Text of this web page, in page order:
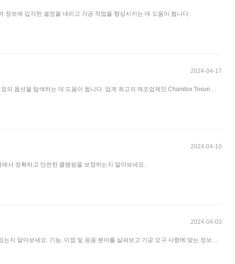
정보에 입각한 결정을 내리고 가공 작업을 향상시키는 데 도움이 됩니다.
2024-04-17
의 옵션을 탐색하는 데 도움이 됩니다. 업계 최고의 제조업체인 Chandox Tosun의
2024-04-10
서 정확하고 안전한 클램핑을 보장하는지 알아보세요.
2024-04-03
지 알아보세요. 기능, 이점 및 응용 분야를 살펴보고 가공 요구 사항에 맞는 정보를